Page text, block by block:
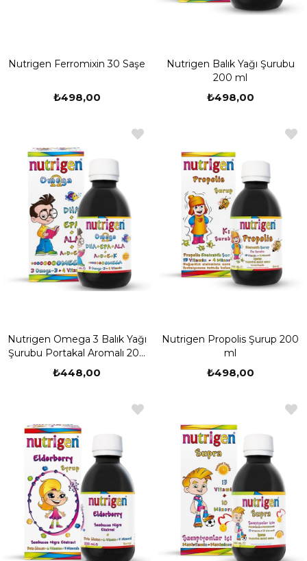
Nutrigen Ferromixin 30 Saşe
₺498,00
Nutrigen Balık Yağı Şurubu
200 ml
₺498,00
Nutrigen Omega 3 Balık Yağı
Şurubu Portakal Aromalı 200
ml
₺448,00
Nutrigen Propolis Şurup 200
ml
₺498,00